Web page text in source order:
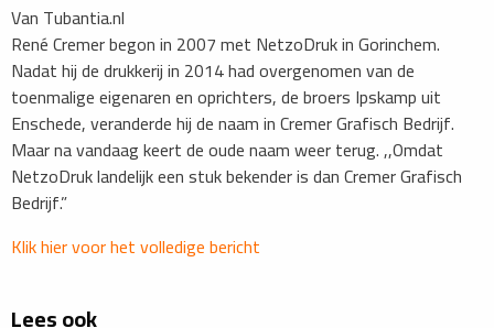
Van Tubantia.nl
René Cremer begon in 2007 met NetzoDruk in Gorinchem.
Nadat hij de drukkerij in 2014 had overgenomen van de
toenmalige eigenaren en oprichters, de broers Ipskamp uit
Enschede, veranderde hij de naam in Cremer Grafisch Bedrijf.
Maar na vandaag keert de oude naam weer terug. ,,Omdat
NetzoDruk landelijk een stuk bekender is dan Cremer Grafisch
Bedrijf.”
Klik hier voor het volledige bericht
Lees ook